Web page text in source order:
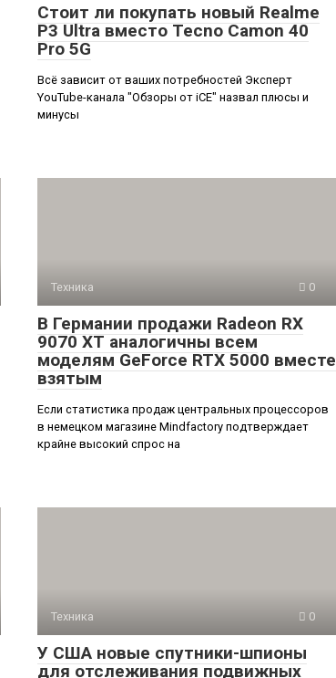
Стоит ли покупать новый Realme
P3 Ultra вместо Tecno Camon 40
Pro 5G
Всё зависит от ваших потребностей Эксперт
YouTube-канала "Обзоры от iCE" назвал плюсы и
минусы
Техника 0
В Германии продажи Radeon RX
9070 XT аналогичны всем
моделям GeForce RTX 5000 вместе
взятым
Если статистика продаж центральных процессоров
в немецком магазине Mindfactory подтверждает
крайне высокий спрос на
Техника 0
У США новые спутники-шпионы
для отслеживания подвижных